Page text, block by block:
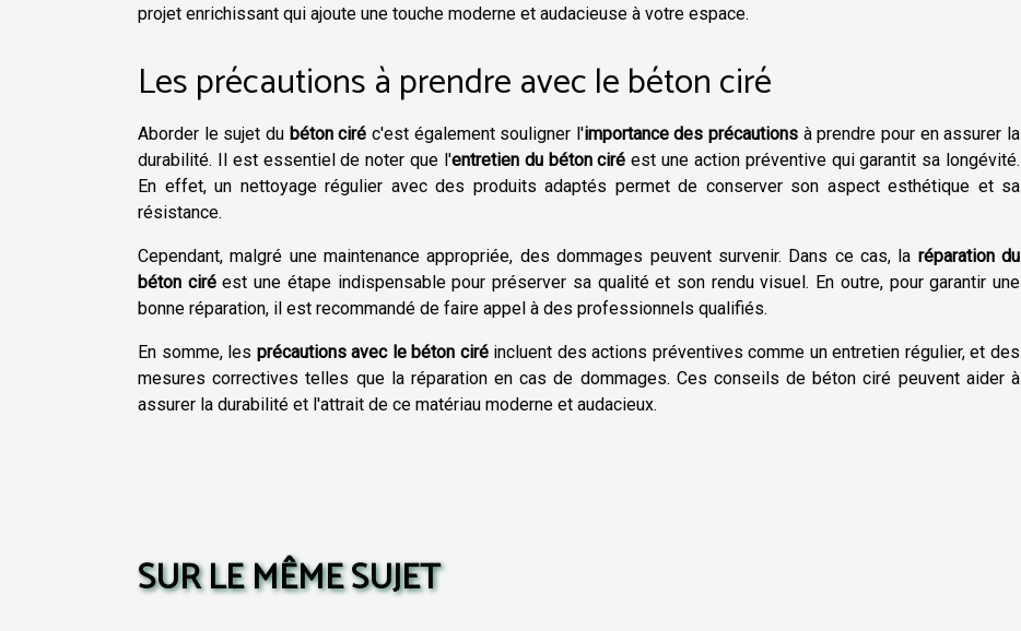
projet enrichissant qui ajoute une touche moderne et audacieuse à votre espace.
Les précautions à prendre avec le béton ciré
Aborder le sujet du béton ciré c'est également souligner l'importance des précautions à prendre pour en assurer la
durabilité. Il est essentiel de noter que l'entretien du béton ciré est une action préventive qui garantit sa longévité.
En effet, un nettoyage régulier avec des produits adaptés permet de conserver son aspect esthétique et sa
résistance.
Cependant, malgré une maintenance appropriée, des dommages peuvent survenir. Dans ce cas, la réparation du
béton ciréest une étape indispensable pour préserver sa qualité et son rendu visuel. En outre, pour garantir une
bonne réparation, il est recommandé de faire appel à des professionnels qualifiés.
En somme, les précautions avec le béton ciréincluent des actions préventives comme un entretien régulier, et des
mesures correctives telles que la réparation en cas de dommages. Ces conseils de béton ciré peuvent aider à
assurer la durabilité et l'attrait de ce matériau moderne et audacieux.
SUR LE MÊME SUJET